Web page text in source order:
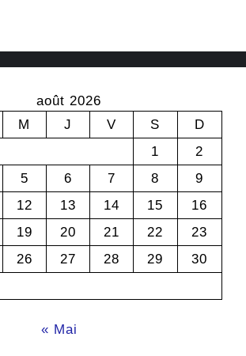
août 2026
M J V S
D
1
2
5 6 7 8
9
12 13 14 15
16
19 20 21 22
23
26 27 28 29
30
« Mai